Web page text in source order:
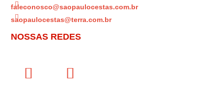

faleconosco@saopaulocestas.com.br

saopaulocestas@terra.com.br
NOSSAS REDES